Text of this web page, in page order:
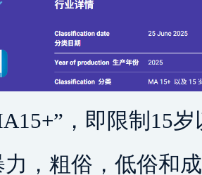
，即限制15
力，粗俗，低俗和